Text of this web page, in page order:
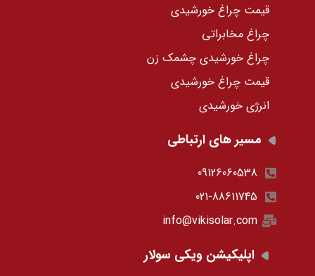
قیمت چراغ خورشیدی
چراغ مخابراتی
چراغ خورشیدی چشمک زن
قیمت چراغ خورشیدی
انرژی خورشیدی
مسیر های ارتباطی
09126060538
021-88611745
info@vikisolar.com
اپلیکیشن ویکی سولار